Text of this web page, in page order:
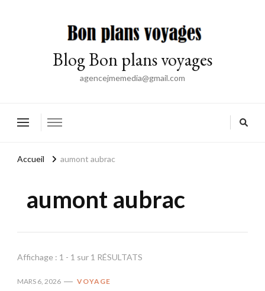
Blog Bon plans voyages
agencejmemedia@gmail.com
Accueil aumont aubrac
aumont aubrac
Affichage : 1 - 1 sur 1 RÉSULTATS
MARS 6, 2026 VOYAGE